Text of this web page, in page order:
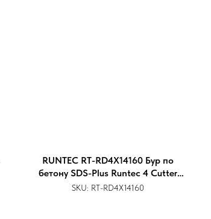
RUNTEC RT-RD4X14160 Бур по
бетону SDS-Plus Runtec 4 Cutter
14x85x160
SKU: RT-RD4X14160